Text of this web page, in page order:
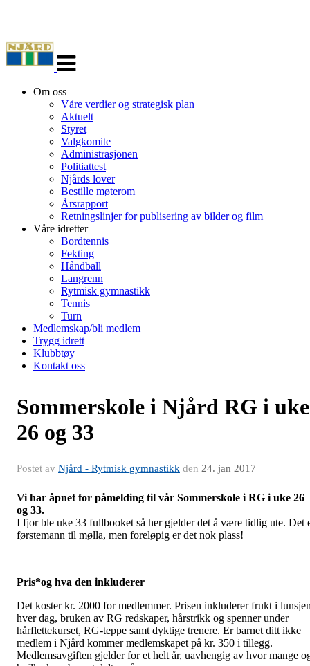
navigasjon
Om oss
Våre verdier og strategisk plan
Aktuelt
Styret
Valgkomite
Administrasjonen
Politiattest
Njårds lover
Bestille møterom
Årsrapport
Retningslinjer for publisering av bilder og film
Våre idretter
Bordtennis
Fekting
Håndball
Langrenn
Rytmisk gymnastikk
Tennis
Turn
Medlemskap/bli medlem
Trygg idrett
Klubbtøy
Kontakt oss
Sommerskole i Njård RG i uke
26 og 33
Postet av Njård - Rytmisk gymnastikk den 24. jan 2017
Vi har åpnet for påmelding til vår Sommerskole i RG i uke 26
og 33.
I fjor ble uke 33 fullbooket så her gjelder det å være tidlig ute. Det
førstemann til mølla, men foreløpig er det nok plass!
Pris*og hva den inkluderer
Det koster kr. 2000 for medlemmer. Prisen inkluderer frukt i
hver dag, bruken av RG redskaper, hårstrikk og spenner under
hårflettekurset, RG-teppe samt dyktige trenere. Er barnet ditt ikke
medlem i Njård kommer medlemskapet på kr. 350 i tillegg.
Medlemsavgiften gjelder for et helt år, uavhengig av hvor mange